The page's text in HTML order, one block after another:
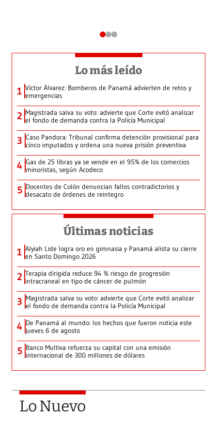
Lo más leído
1 Víctor Álvarez: Bomberos de Panamá advierten de retos y
emergencias
2 Magistrada salva su voto: advierte que Corte evitó analizar
el fondo de demanda contra la Policía Municipal
3 Caso Pandora: Tribunal confirma detención provisional para
cinco imputados y ordena una nueva prisión preventiva
4 Gas de 25 libras ya se vende en el 95% de los comercios
minoristas, según Acodeco
5 Docentes de Colón denuncian fallos contradictorios y
desacato de órdenes de reintegro
Últimas noticias
1 Alyiah Lide logra oro en gimnasia y Panamá alista su cierre
en Santo Domingo 2026
2 Terapia dirigida reduce 94 % riesgo de progresión
intracraneal en tipo de cáncer de pulmón
3 Magistrada salva su voto: advierte que Corte evitó analizar
el fondo de demanda contra la Policía Municipal
4 De Panamá al mundo: los hechos que fueron noticia este
jueves 6 de agosto
5 Banco Multiva refuerza su capital con una emisión
internacional de 300 millones de dólares
Lo Nuevo